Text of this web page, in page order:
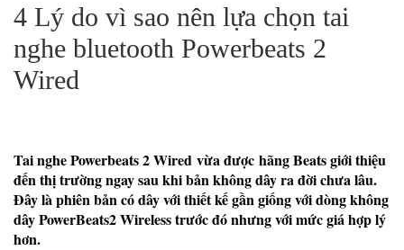
4 Lý do vì sao nên lựa chọn tai
nghe bluetooth Powerbeats 2
Wired
Tai nghe Powerbeats 2 Wired vừa được hãng Beats giới thiệu
đến thị trường ngay sau khi bản không dây ra đời chưa lâu.
Đây là phiên bản có dây với thiết kế gần giống với dòng không
dây PowerBeats2 Wireless trước đó nhưng với mức giá hợp lý
hơn.